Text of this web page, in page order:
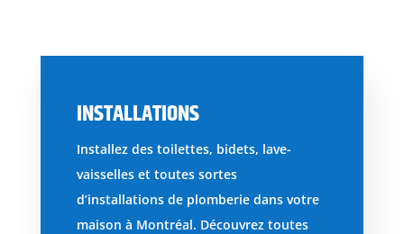
INSTALLATIONS
Installez des toilettes, bidets, lave-
vaisselles et toutes sortes
d’installations de plomberie dans votre
maison à Montréal. Découvrez toutes